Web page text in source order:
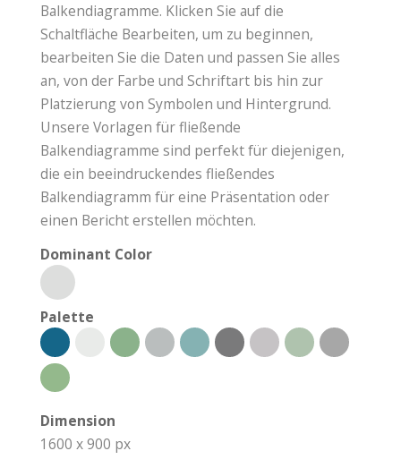
Balkendiagramme. Klicken Sie auf die
Schaltfläche Bearbeiten, um zu beginnen,
bearbeiten Sie die Daten und passen Sie alles
an, von der Farbe und Schriftart bis hin zur
Platzierung von Symbolen und Hintergrund.
Unsere Vorlagen für fließende
Balkendiagramme sind perfekt für diejenigen,
die ein beeindruckendes fließendes
Balkendiagramm für eine Präsentation oder
einen Bericht erstellen möchten.
Dominant Color
Palette
Dimension
1600 x 900 px